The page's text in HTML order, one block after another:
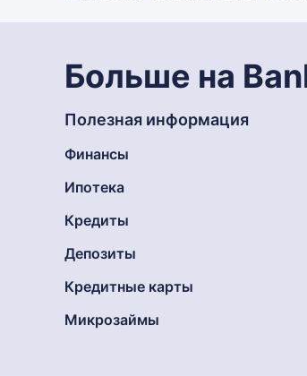
Больше на
Полезная информация
Финансы
Ипотека
Кредиты
Депозиты
Кредитные карты
Микрозаймы